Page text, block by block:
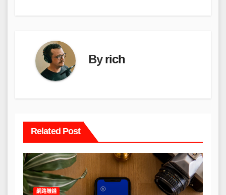
Byrich
Related Post
網路賺錢